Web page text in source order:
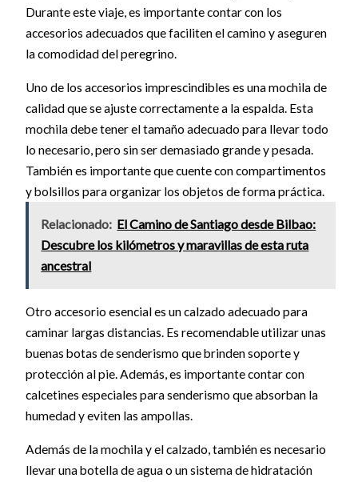
Durante este viaje, es importante contar con los
accesorios adecuados que faciliten el camino y aseguren
la comodidad del peregrino.
Uno de los accesorios imprescindibles es una mochila de
calidad que se ajuste correctamente a la espalda. Esta
mochila debe tener el tamaño adecuado para llevar todo
lo necesario, pero sin ser demasiado grande y pesada.
También es importante que cuente con compartimentos
y bolsillos para organizar los objetos de forma práctica.
Relacionado: El Camino de Santiago desde Bilbao:
Descubre los kilómetros y maravillas de esta ruta
ancestral
Otro accesorio esencial es un calzado adecuado para
caminar largas distancias. Es recomendable utilizar unas
buenas botas de senderismo que brinden soporte y
protección al pie. Además, es importante contar con
calcetines especiales para senderismo que absorban la
humedad y eviten las ampollas.
Además de la mochila y el calzado, también es necesario
llevar una botella de agua o un sistema de hidratación